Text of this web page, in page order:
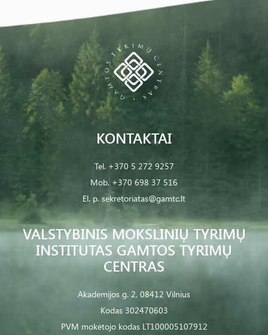
VALSTYBINIS MOKSLINIŲ TYRIMŲ
INSTITUTAS GAMTOS TYRIMŲ
CENTRAS
Akademijos g. 2, 08412 Vilnius
Kodas 302470603
PVM mokėtojo kodas LT100005107912
KONTAKTAI
Tel. +370 5 272 9257
Mob. +370 698 37 516
El. p. sekretoriatas@gamtc.lt